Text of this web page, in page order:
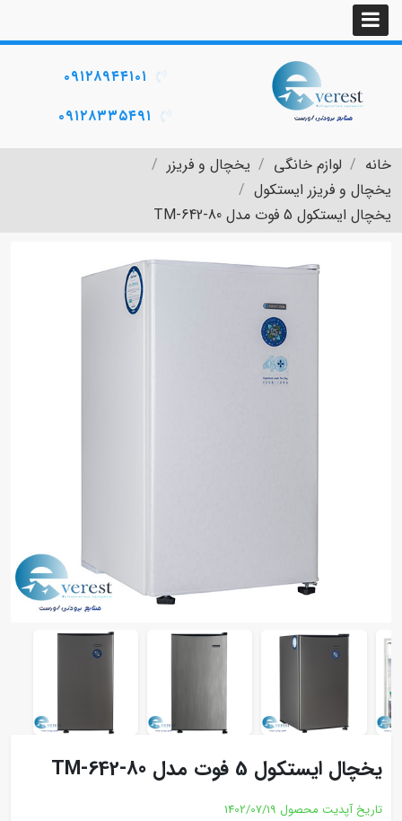
۰۹۱۲۸۹۴۴۱۰۱
۰۹۱۲۸۳۳۵۴۹۱
خانه لوازم خانگی
یخچال و فریزر
یخچال و فریزر ایستکول
یخچال ایستکول 5 فوت مدل TM-642-80
یخچال ایستکول 5 فوت مدل TM-642-80
تاریخ آپدیت محصول 1402/07/19